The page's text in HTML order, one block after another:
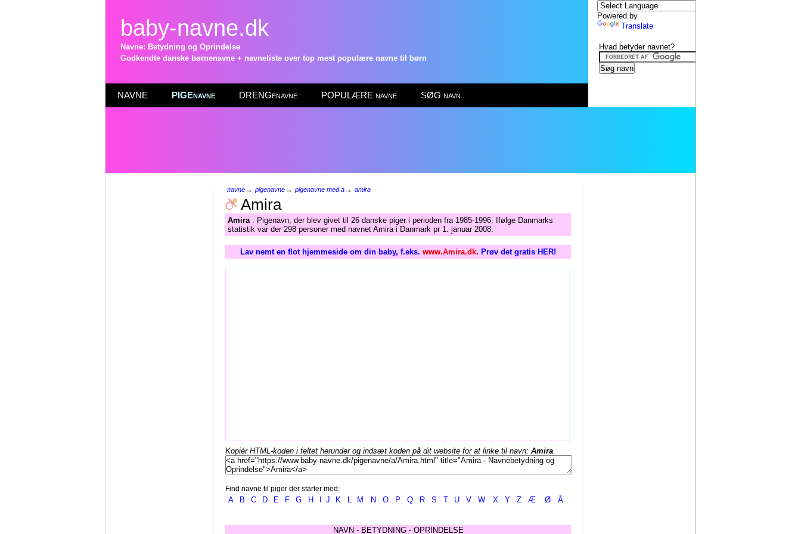
baby-navne.dk
Navne: Betydning og Oprindelse
Godkendte danske børnenavne + navneliste over top mest populære navne til børn
NAVNE PIGEnavne DRENGenavne POPULÆRE navne SØG navn
navne→ pigenavne→ pigenavne med a→ amira
Amira
Amira: Pigenavn, der blev givet til 26 danske piger i perioden fra 1985-1996. Ifølge Danmarks
statistik var der 298 personer med navnet Amira i Danmark pr 1. januar 2008.
Lav nemt en flot hjemmeside om din baby, f.eks. www.Amira.dk. Prøv det gratis HER!
Kopiér HTML-koden i feltet herunder og indsæt koden på dit website for at linke til navn: Amira
Find navne til piger der starter med:
A B C D E F G H J K L M N O P Q R S T U V W X Y Z Æ Ø Å
NAVN - BETYDNING - OPRINDELSE
Powered by
Translate
Hvad betyder navnet?